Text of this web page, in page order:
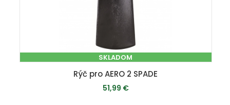
SKLADOM
Rýč pro AERO 2 SPADE
51,99 €